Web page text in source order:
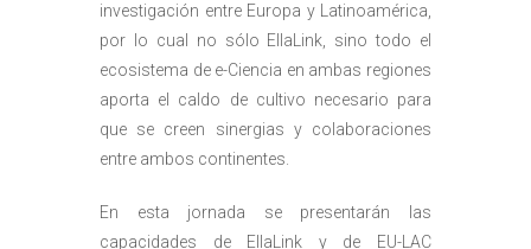
investigación entre Europa y Latinoamérica,
por lo cual no sólo EllaLink, sino todo el
ecosistema de e-Ciencia en ambas regiones
aporta el caldo de cultivo necesario para
que se creen sinergias y colaboraciones
entre ambos continentes.
En esta jornada se presentarán las
capacidades de EllaLink y de EU-LAC